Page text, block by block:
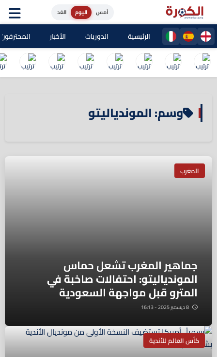
أمس اليوم الغد
الرئيسية الدوريات الأخبار
وسم: الموندياليتو
المغرب
جماهير المغرب تشعل حماس
الموندياليتو: احتفالات صاخبة في
المترو قبل مواجهة السعودية
كأس العالم للأندية